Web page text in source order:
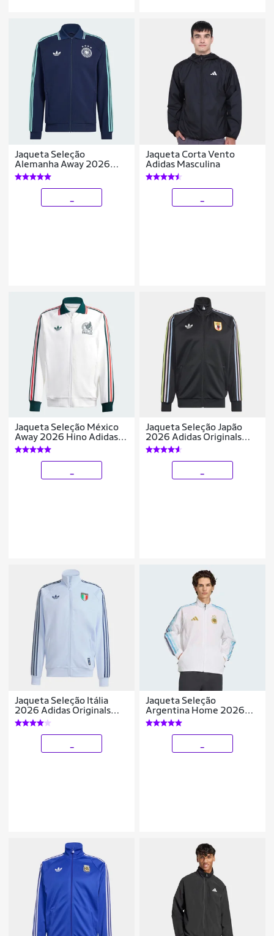
Jaqueta Seleção
Alemanha Away 2026
Hino Adidas Originals
Masculina
Jaqueta Corta Vento
Adidas Masculina
Jaqueta Seleção México
Away 2026 Hino Adidas
Originals Masculina
Jaqueta Seleção Japão
2026 Adidas Originals
Masculina
Jaqueta Seleção Itália
2026 Adidas Originals
Masculina
Jaqueta Seleção
Argentina Home 2026
Hino Adidas Masculina